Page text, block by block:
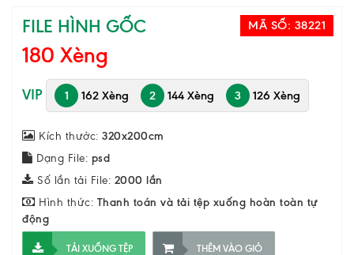
FILE HÌNH GỐC MÃ SỐ: 38221
180 Xèng
VIP 1 162 Xèng 2 144 Xèng 3 126 Xèng
Kích thước: 320x200cm
Dạng File: psd
Số lần tải File: 2000 lần
Hình thức: Thanh toán và tải tệp xuống hoàn toàn tự
động
TẢI XUỐNG TỆP THÊM VÀO GIỎ